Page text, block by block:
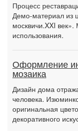
Процесс
Демо-материал из
москвичи.XXI
использования.
Оформление
мозаика
Дизайн дома
человека.
оригинальная
декоративного